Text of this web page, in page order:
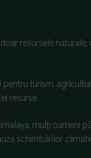
resursele
turism,
resurse.
mulți oameni
schimbărilor